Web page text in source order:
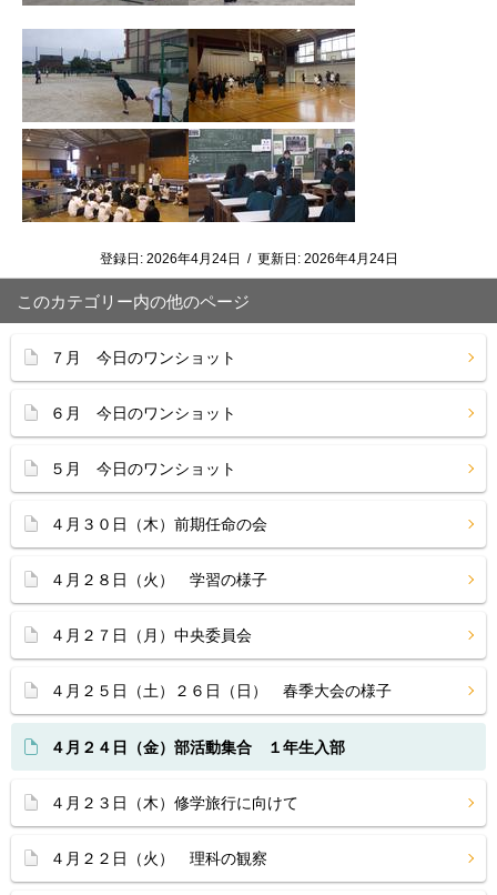
登録日: 2026年4月24日 / 更新日: 2026年4月24日
このカテゴリー内の他のページ
７月 今日のワンショット
６月 今日のワンショット
５月 今日のワンショット
４月３０日（木）前期任命の会
４月２８日（火） 学習の様子
４月２７日（月）中央委員会
４月２５日（土）２６日（日） 春季大会の様子
４月２４日（金）部活動集合 １年生入部
４月２３日（木）修学旅行に向けて
４月２２日（火） 理科の観察